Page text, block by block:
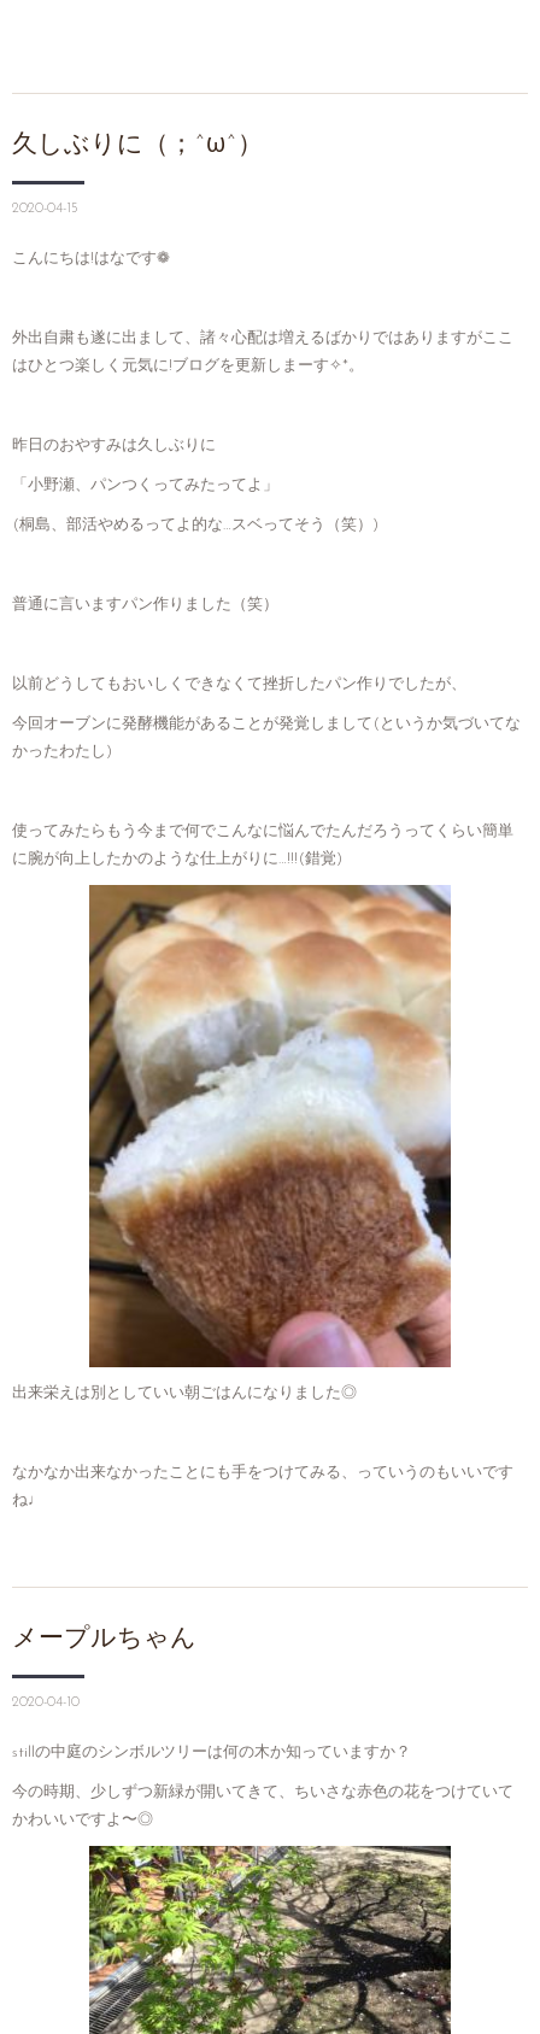
久しぶりに（；^ω^）
2020-04-15
こんにちは!はなです❁︎
外出自粛も遂に出まして、諸々心配は増えるばかりではありますがここ
はひとつ楽しく元気に!ブログを更新しまーす✧*。
昨日のおやすみは久しぶりに
「小野瀬、パンつくってみたってよ」
(桐島、部活やめるってよ的な…スベってそう（笑）)
普通に言いますパン作りました（笑）
以前どうしてもおいしくできなくて挫折したパン作りでしたが、
今回オーブンに発酵機能があることが発覚しまして(というか気づいてな
かったわたし)
使ってみたらもう今まで何でこんなに悩んでたんだろうってくらい簡単
に腕が向上したかのような仕上がりに…!!!(錯覚)
出来栄えは別としていい朝ごはんになりました◎
なかなか出来なかったことにも手をつけてみる、っていうのもいいです
ね♩
メープルちゃん
2020-04-10
stillの中庭のシンボルツリーは何の木か知っていますか？
今の時期、少しずつ新緑が開いてきて、ちいさな赤色の花をつけていて
かわいいですよ〜◎